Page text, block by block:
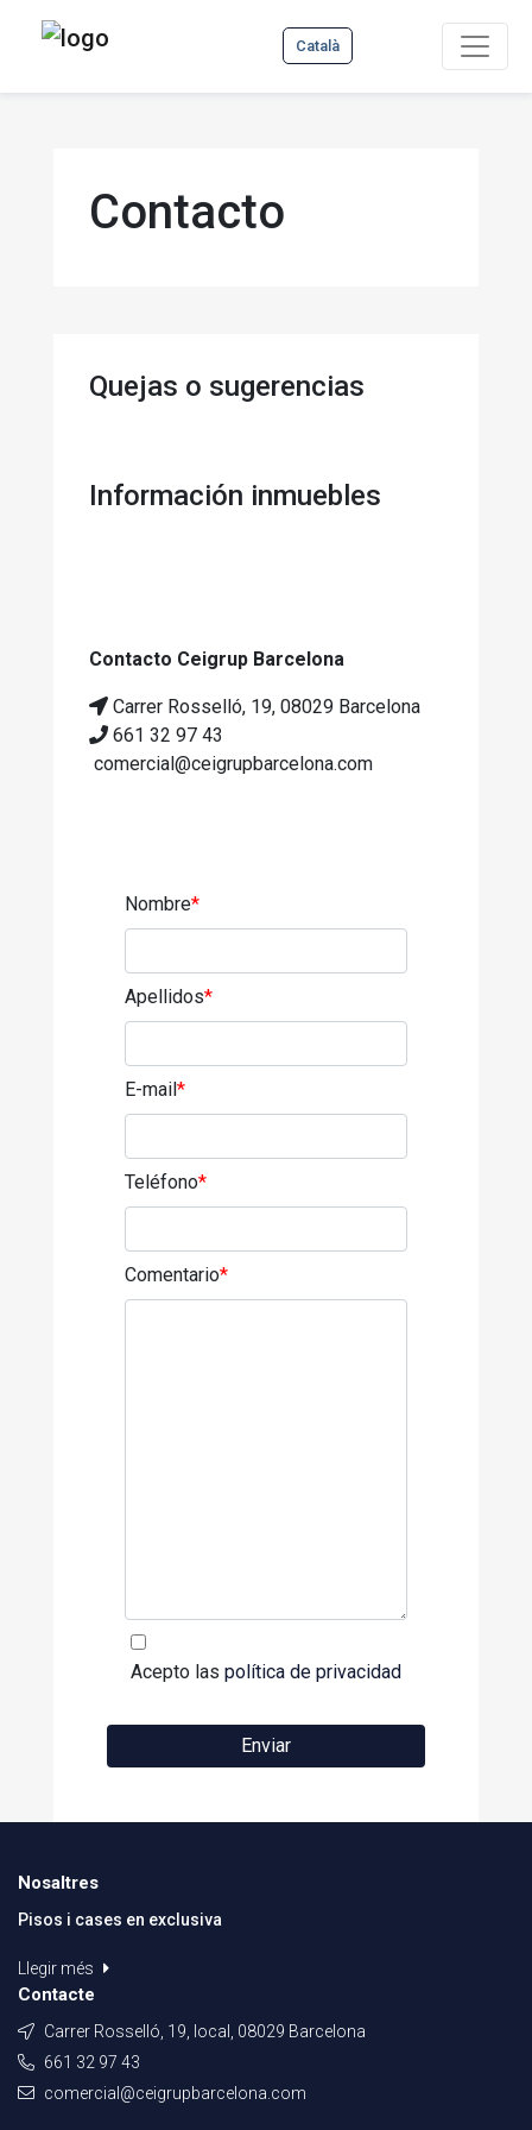
Català
Contacto
Quejas o sugerencias
Información inmuebles
Contacto Ceigrup Barcelona
Carrer Rosselló, 19, 08029 Barcelona
661 32 97 43
comercial@ceigrupbarcelona.com
Nombre*
Apellidos*
E-mail*
Teléfono*
Comentario*
Acepto las política de privacidad
Enviar
Nosaltres
Pisos i cases en exclusiva
Llegir més
Contacte
Carrer Rosselló, 19, local, 08029 Barcelona
661 32 97 43
comercial@ceigrupbarcelona.com